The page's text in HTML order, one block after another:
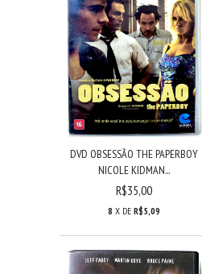
DVD OBSESSÃO THE PAPERBOY
NICOLE KIDMAN...
R$35,00
8 X DE R$5,09